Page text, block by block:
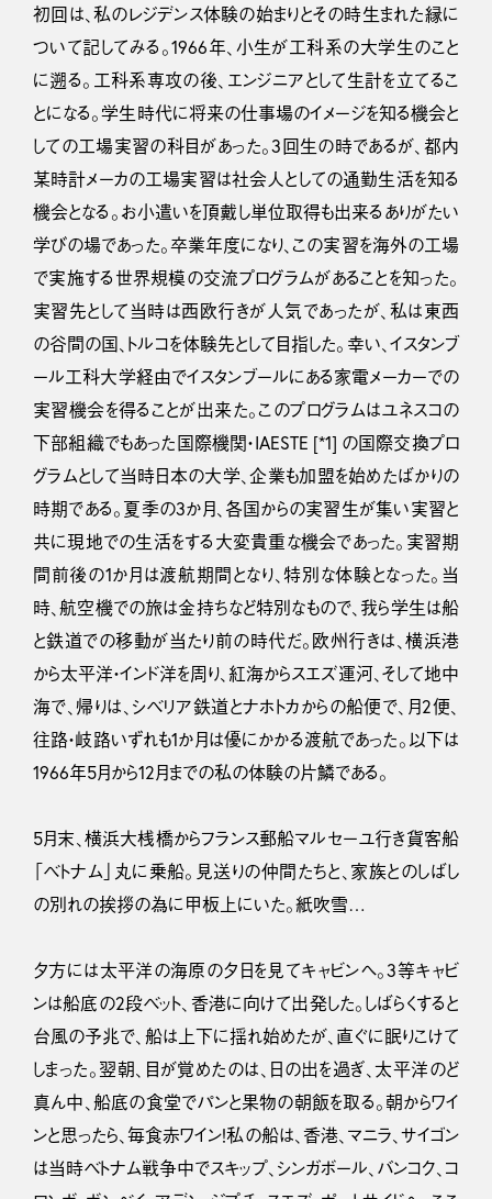
初回は、私のレジデンス体験の始まりとその時生まれた縁に
ついて記してみる。1966年、小生が工科系の大学生のこと
に遡る。工科系専攻の後、エンジニアとして生計を立てるこ
とになる。学生時代に将来の仕事場のイメージを知る機会と
しての工場実習の科目があった。3回生の時であるが、都内
某時計メーカの工場実習は社会人としての通勤生活を知る
機会となる。お小遣いを頂戴し単位取得も出来るありがたい
学びの場であった。卒業年度になり、この実習を海外の工場
で実施する世界規模の交流プログラムがあることを知った。
実習先として当時は西欧行きが人気であったが、私は東西
の谷間の国、トルコを体験先として目指した。幸い、イスタンブ
ール工科大学経由でイスタンブールにある家電メーカーでの
実習機会を得ることが出来た。このプログラムはユネスコの
下部組織でもあった国際機関・IAESTE [*1] の国際交換プロ
グラムとして当時日本の大学、企業も加盟を始めたばかりの
時期である。夏季の3か月、各国からの実習生が集い実習と
共に現地での生活をする大変貴重な機会であった。実習期
間前後の1か月は渡航期間となり、特別な体験となった。当
時、航空機での旅は金持ちなど特別なもので、我ら学生は船
と鉄道での移動が当たり前の時代だ。欧州行きは、横浜港
から太平洋・インド洋を周り、紅海からスエズ運河、そして地中
海で、帰りは、シベリア鉄道とナホトカからの船便で、月2便、
往路・岐路いずれも1か月は優にかかる渡航であった。以下は
1966年5月から12月までの私の体験の片鱗である。
5月末、横浜大桟橋からフランス郵船マルセーユ行き貨客船
「ベトナム」丸に乗船。見送りの仲間たちと、家族とのしばし
の別れの挨拶の為に甲板上にいた。紙吹雪…
夕方には太平洋の海原の夕日を見てキャビンへ。3等キャビ
ンは船底の2段ベット、香港に向けて出発した。しばらくすると
台風の予兆で、船は上下に揺れ始めたが、直ぐに眠りこけて
しまった。翌朝、目が覚めたのは、日の出を過ぎ、太平洋のど
真ん中、船底の食堂でパンと果物の朝飯を取る。朝からワイ
ンと思ったら、毎食赤ワイン！私の船は、香港、マニラ、サイゴン
は当時ベトナム戦争中でスキップ、シンガボール、バンコク、コ